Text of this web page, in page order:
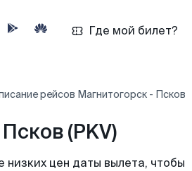
Где мой билет?
рейсов Магнитогорск - Псков
(PKV)
цен даты вылета, чтобы